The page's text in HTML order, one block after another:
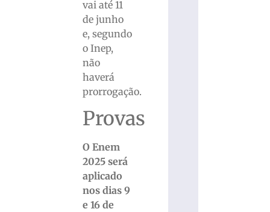
vai até 11
de junho
e, segundo
o Inep,
não
haverá
prorrogação.
Provas
O Enem
2025 será
aplicado
nos dias 9
e 16 de